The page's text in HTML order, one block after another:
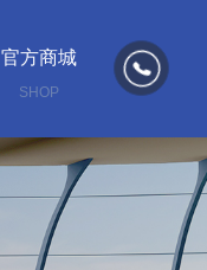
官方商城
SHOP